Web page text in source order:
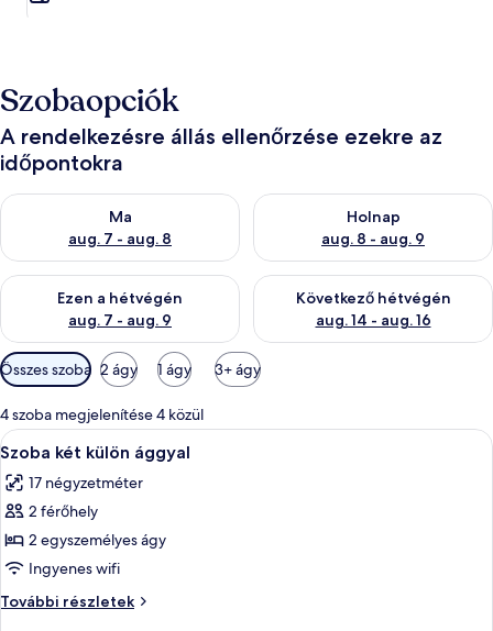
Szobaopciók
A rendelkezésre állás ellenőrzése ezekre az
időpontokra
Ma
aug. 7 - aug. 8
A ma esti rendelkezésre állás ellenőrzése: aug. 7 - aug. 8
Holnap
aug. 8 - aug. 9
A holnapi rendelkezésre állás
Ezen a hétvégén
aug. 7 - aug. 9
A mostani hétvégi rendelkezésre állás ellenőrzése: aug. 7 -
Következő hétvégén
aug. 14 - aug. 16
A következő hétvégi
Szobákhoz
rendelkezésre
álló
szűrők
Összes szoba 2 ágy 1 ágy 3+ ágy
4 szoba megjelenítése 4 közül
A
következő
szoba
összes
képének
megtekintése:
Szoba
két
Egy szállodai szoba, amelyben
8
Szoba két külön ággyal
17 négyzetméter
2 férőhely
2 egyszemélyes ágy
Ingyenes wifi
További részletek
Szoba